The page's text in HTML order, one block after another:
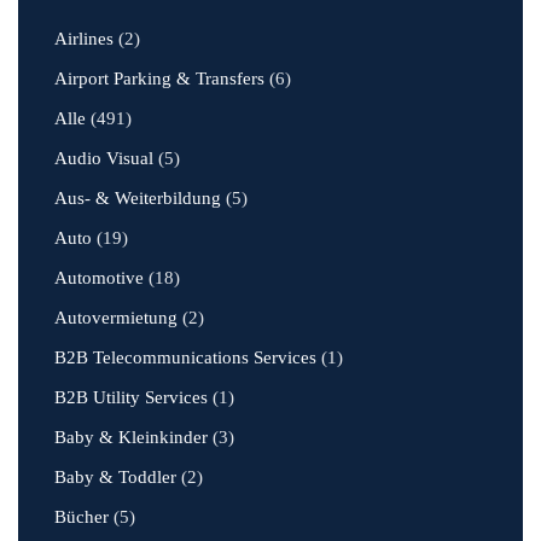
Airlines (2)
Airport Parking & Transfers (6)
Alle (491)
Audio Visual (5)
Aus- & Weiterbildung (5)
Auto (19)
Automotive (18)
Autovermietung (2)
B2B Telecommunications Services (1)
B2B Utility Services (1)
Baby & Kleinkinder (3)
Baby & Toddler (2)
Bücher (5)